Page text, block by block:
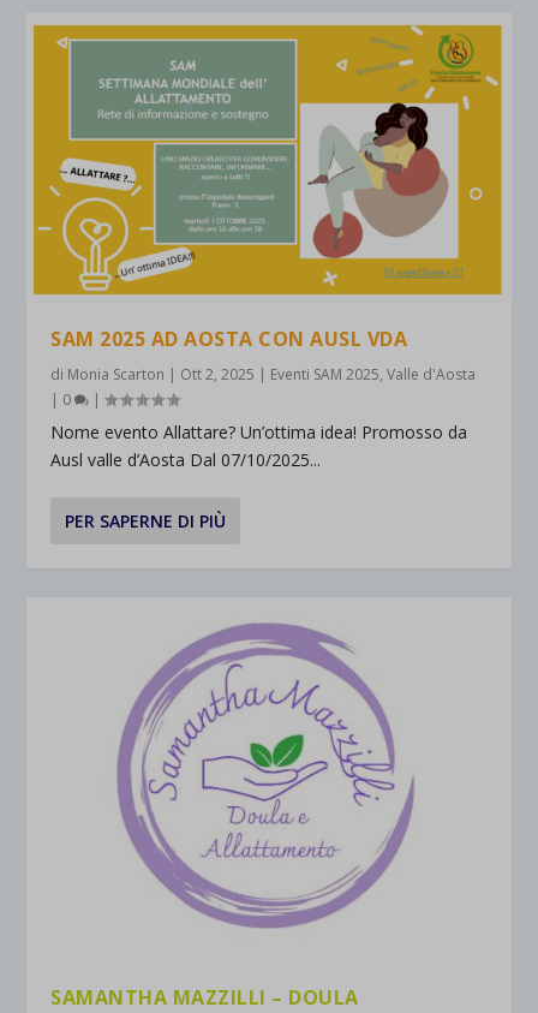
SAM 2025 AD AOSTA CON AUSL VDA
di Monia Scarton | Ott 2, 2025 | Eventi SAM 2025,Valle d'Aosta
| 0 |
Nome evento Allattare? Un’ottima idea! Promosso da
Ausl valle d’Aosta Dal 07/10/2025...
PER SAPERNE DI PIÙ
SAMANTHA MAZZILLI – DOULA